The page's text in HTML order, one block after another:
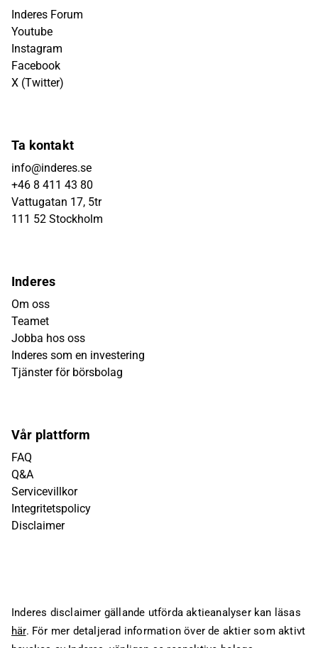
Inderes Forum
Youtube
Instagram
Facebook
X (Twitter)
Ta kontakt
info@inderes.se
+46 8 411 43 80
Vattugatan 17, 5tr
111 52 Stockholm
Inderes
Om oss
Teamet
Jobba hos oss
Inderes som en investering
Tjänster för börsbolag
Vår plattform
FAQ
Q&A
Servicevillkor
Integritetspolicy
Disclaimer
Inderes disclaimer gällande utförda aktieanalyser kan läsas
här. För mer detaljerad information över de aktier som aktivt